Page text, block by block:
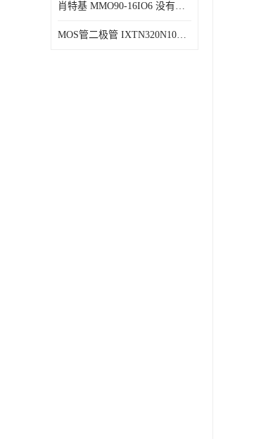
肖特基 MMO90-16IO6 没有机械移动部件
MOS管二极管 IXTN320N10T 由两个半导体材料组成